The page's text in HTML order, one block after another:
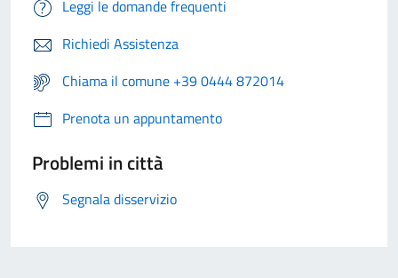
Leggi le domande frequenti
Richiedi Assistenza
Chiama il comune +39 0444 872014
Prenota un appuntamento
Problemi in città
Segnala disservizio